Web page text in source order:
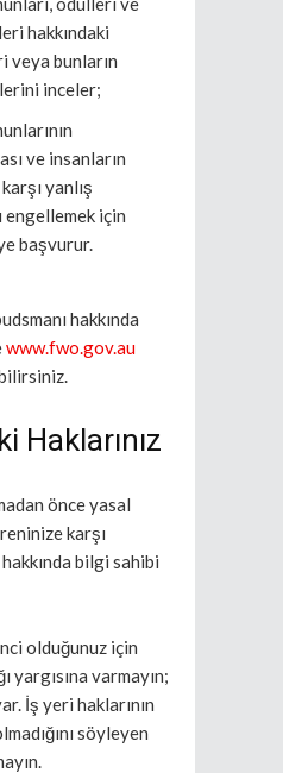
hakkındaki
veya bunların
inceler;
ve insanların
yanlış
engellemek için
başvurur.
hakkında
www.fwo.gov.au
Haklarınız
önce yasal
karşı
bilgi sahibi
olduğunuz için
yargısına varmayın;
İş yeri haklarının
söyleyen